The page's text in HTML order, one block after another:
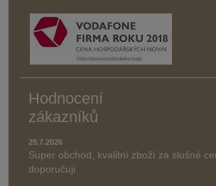
Hodnocení
zákazníků
29.7.2026
Super obchod, kvalitní zboží za slušné
doporučuji.